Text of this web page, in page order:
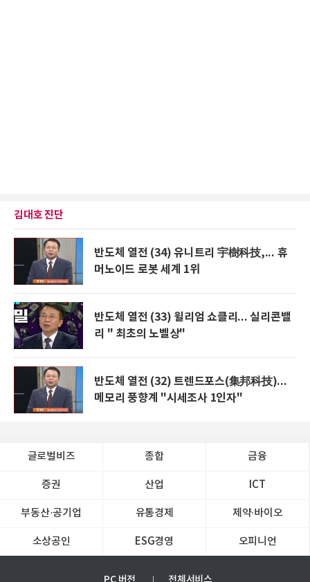
김대호 진단
반도체 열전 (34) 유니트리 宇樹科技,... 휴
머노이드 로봇 세계 1위
반도체 열전 (33) 윌리엄 쇼클리... 실리콘밸
리 " 최초의 노벨상"
반도체 열전 (32) 트렌드포스(集邦科技)...
메모리 풍향계 "시세조사 1인자"
글로벌비즈 종합 금융
증권 산업 ICT
부동산·공기업 유통경제 제약∙바이오
소상공인 ESG경영 오피니언